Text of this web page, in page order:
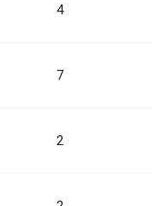
4
7
2